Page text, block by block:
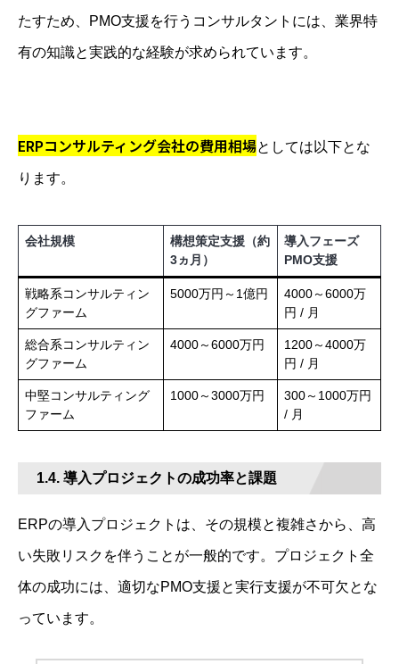
たすため、PMO支援を行うコンサルタントには、業界特
有の知識と実践的な経験が求められています。
ERPコンサルティング会社の費用相場としては以下とな
ります。
会社規模
構想策定支援（約
3ヵ月）
導入フェーズ
PMO支援
戦略系コンサルティン
グファーム
5000万円～1億円
4000～6000万
円 / 月
総合系コンサルティン
グファーム
4000～6000万円
1200～4000万
円 / 月
中堅コンサルティング
ファーム
1000～3000万円
300～1000万円
/ 月
1.4. 導入プロジェクトの成功率と課題
ERPの導入プロジェクトは、その規模と複雑さから、高
い失敗リスクを伴うことが一般的です。プロジェクト全
体の成功には、適切なPMO支援と実行支援が不可欠とな
っています。